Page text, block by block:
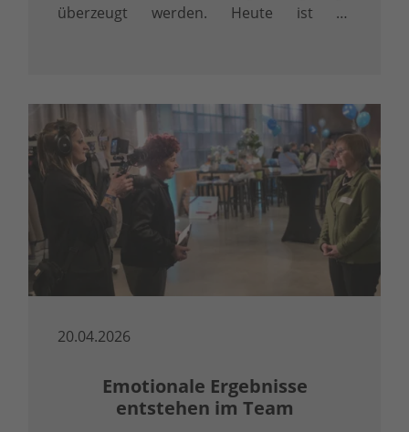
überzeugt werden. Heute ist er
20.04.2026
Emotionale Ergebnisse
entstehen im Team